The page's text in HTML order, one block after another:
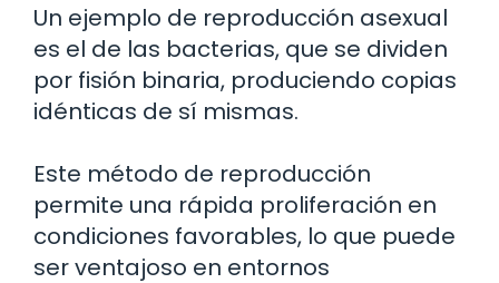
Un ejemplo de reproducción asexual
es el de las bacterias, que se dividen
por fisión binaria, produciendo copias
idénticas de sí mismas.
Este método de reproducción
permite una rápida proliferación en
condiciones favorables, lo que puede
ser ventajoso en entornos